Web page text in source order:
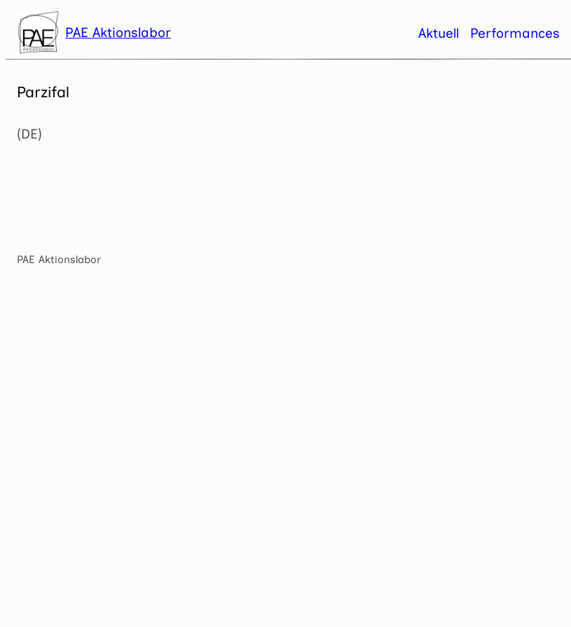
Zum
Inhalt
springen
PAE Aktionslabor Aktuell Performances
Parzifal
(DE)
PAE Aktionslabor